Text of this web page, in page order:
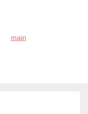
main